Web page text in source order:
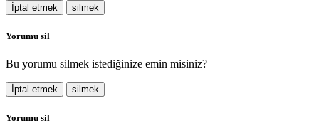
İptal etmek silmek
Yorumu sil
Bu yorumu silmek istediğinize emin misiniz?
İptal etmek silmek
Yorumu sil